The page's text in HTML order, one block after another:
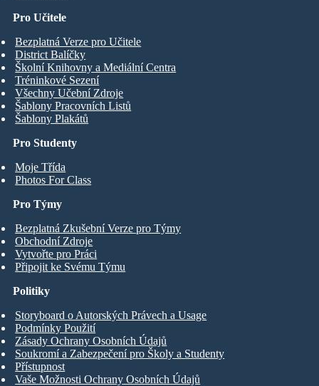
Pro Studenty
Moje Třída
Photos For Class
Pro Učitele
Bezplatná Verze pro Učitele
District Balíčky
Školní Knihovny a Mediální Centra
Tréninkové Sezení
Všechny Učební Zdroje
Šablony Pracovních Listů
Šablony Plakátů
Pro Týmy
Bezplatná Zkušební Verze pro Týmy
Obchodní Zdroje
Vytvořte pro Práci
Připojit ke Svému Týmu
Politiky
Storyboard o Autorských Právech a Usage
Podmínky Použití
Zásady Ochrany Osobních Údajů
Soukromí a Zabezpečení pro Školy a Studenty
Přístupnost
Vaše Možnosti Ochrany Osobních Údajů